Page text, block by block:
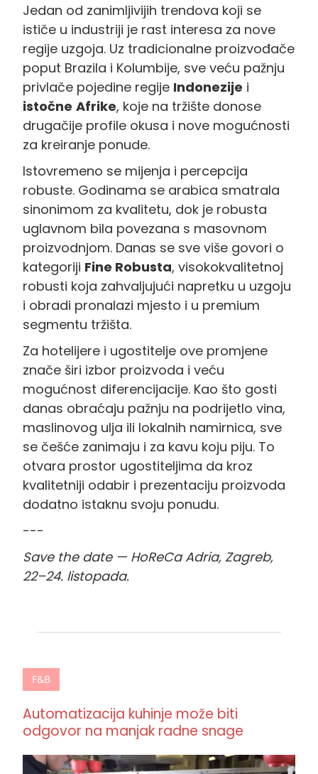
Jedan od zanimljivijih trendova koji se
ističe u industriji je rast interesa za nove
regije uzgoja. Uz tradicionalne proizvođače
poput Brazila i Kolumbije, sve veću pažnju
privlače pojedine regije Indonezije i
istočne Afrike, koje na tržište donose
drugačije profile okusa i nove mogućnosti
za kreiranje ponude.
Istovremeno se mijenja i percepcija
robuste. Godinama se arabica smatrala
sinonimom za kvalitetu, dok je robusta
uglavnom bila povezana s masovnom
proizvodnjom. Danas se sve više govori o
kategoriji Fine Robusta, visokokvalitetnoj
robusti koja zahvaljujući napretku u uzgoju
i obradi pronalazi mjesto i u premium
segmentu tržišta.
Za hotelijere i ugostitelje ove promjene
znače širi izbor proizvoda i veću
mogućnost diferencijacije. Kao što gosti
danas obraćaju pažnju na podrijetlo vina,
maslinovog ulja ili lokalnih namirnica, sve
se češće zanimaju i za kavu koju piju. To
otvara prostor ugostiteljima da kroz
kvalitetniji odabir i prezentaciju proizvoda
dodatno istaknu svoju ponudu.
---
Save the date — HoReCa Adria, Zagreb,
22–24. listopada.
F&B
Automatizacija kuhinje može biti
odgovor na manjak radne snage